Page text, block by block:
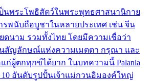
นพระโพธิสัตว์ในพระพุทธศาสนานิกาย
รพนับถือบูชาในหลายประเทศ เช่น จีน
ดนาม รวมทั้งไทย โดยมีความเชื่อว่า
นสัญลักษณ์แห่งความเมตตา กรุณา และ
ก่ผู้ตกทุกข์ได้ยาก ในบทความนี้ Palanla
10 อันดับรูปปั้นเจ้าแม่กวนอิมองค์ใหญ่